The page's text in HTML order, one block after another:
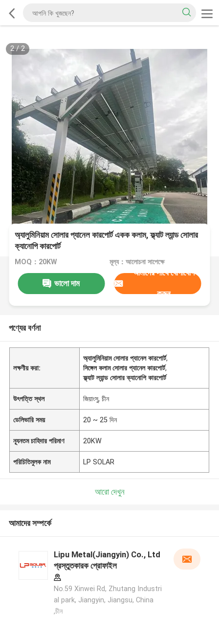
2/2
অ্যালুমিনিয়াম সোলার প্যানেল কারপোর্ট একক কলাম, ফ্ল্যাট ল্যান্ড সোলার
ক্যানোপি কারপোর্ট
MOQ：20KW মূল্য：আলোচনা সাপেক্ষে
ভালো দাম
আমাদের সাথে যোগাযোগ
করুন
পণ্যের বর্ণনা
লক্ষণীয় করা:
অ্যালুমিনিয়াম সোলার প্যানেল কারপোর্ট,
সিঙ্গেল কলাম সোলার প্যানেল কারপোর্ট,
ফ্ল্যাট ল্যান্ড সোলার ক্যানোপি কারপোর্ট
উৎপত্তি স্থল জিয়াংসু, চীন
ডেলিভারি সময় 20 ~ 25 দিন
ন্যূনতম চাহিদার পরিমাণ 20KW
পরিচিতিমুলক নাম LP SOLAR
আরো দেখুন
আমাদের সম্পর্কে
Lipu Metal(Jiangyin) Co., Ltd
প্রস্তুতকারক প্রোফাইল
No.59 Xinwei Rd, Zhutang Industri
al park, Jiangyin, Jiangsu, China
,চীন